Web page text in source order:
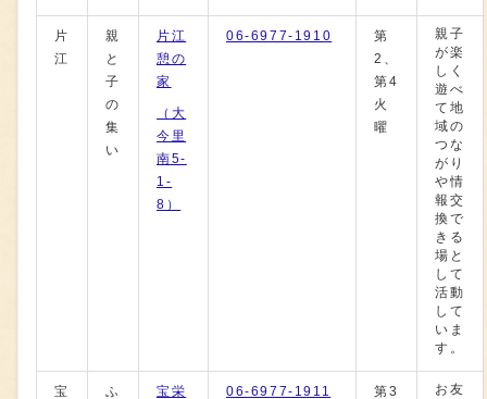
片
江
親
と
子
の
集
い
片江
憩の
家
（大
今里
南5-
1-
8）
06-6977-1910
第
2、
第4
火
曜
親子
が楽
しく
遊べ
て地
域の
つな
がり
や情
報交
換で
きる
場と
して
活動
して
いま
す。
宝
ふ
宝栄
06-6977-1911
第3
お友